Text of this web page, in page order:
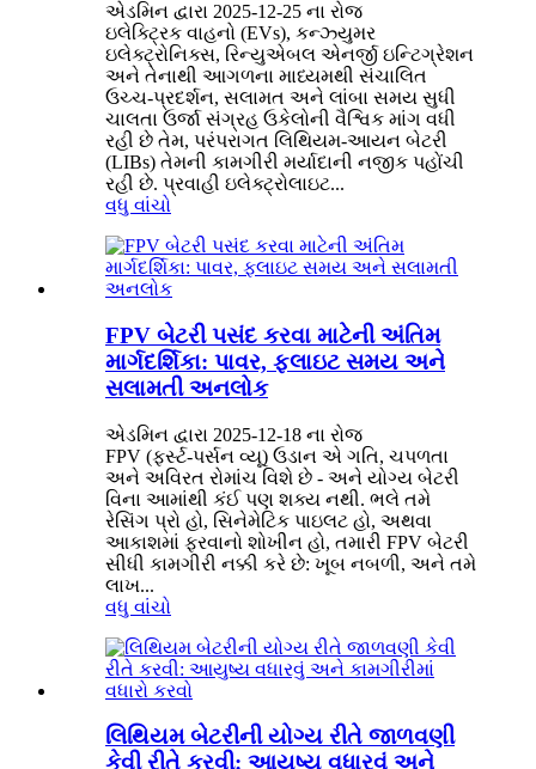
એડમિન દ્વારા 2025-12-25 ના રોજ
ઇલેક્ટ્રિક વાહનો (EVs), કન્ઝ્યુમર
ઇલેક્ટ્રોનિક્સ, રિન્યુએબલ એનર્જી ઇન્ટિગ્રેશન
અને તેનાથી આગળના માધ્યમથી સંચાલિત
ઉચ્ચ-પ્રદર્શન, સલામત અને લાંબા સમય સુધી
ચાલતા ઉર્જા સંગ્રહ ઉકેલોની વૈશ્વિક માંગ વધી
રહી છે તેમ, પરંપરાગત લિથિયમ-આયન બેટરી
(LIBs) તેમની કામગીરી મર્યાદાની નજીક પહોંચી
રહી છે. પ્રવાહી ઇલેક્ટ્રોલાઇટ...
વધુ વાંચો
FPV બેટરી પસંદ કરવા માટેની અંતિમ
માર્ગદર્શિકા: પાવર, ફ્લાઇટ સમય અને
સલામતી અનલોક
એડમિન દ્વારા 2025-12-18 ના રોજ
FPV (ફર્સ્ટ-પર્સન વ્યૂ) ઉડાન એ ગતિ, ચપળતા
અને અવિરત રોમાંચ વિશે છે - અને યોગ્ય બેટરી
વિના આમાંથી કંઈ પણ શક્ય નથી. ભલે તમે
રેસિંગ પ્રો હો, સિનેમેટિક પાઇલટ હો, અથવા
આકાશમાં ફરવાનો શોખીન હો, તમારી FPV બેટરી
સીધી કામગીરી નક્કી કરે છે: ખૂબ નબળી, અને તમે
લાખ...
વધુ વાંચો
લિથિયમ બેટરીની યોગ્ય રીતે જાળવણી
કેવી રીતે કરવી: આયુષ્ય વધારવું અને